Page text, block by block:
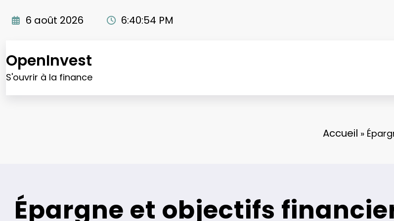
6 août 2026 6:40:55 PM
OpenInvest
S'ouvrir à la finance
Accueil »
Épargne et objectifs